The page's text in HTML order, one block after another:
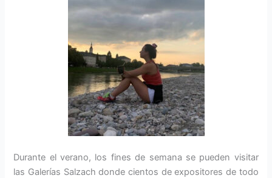
Durante el verano, los fines de semana se pueden visitar
las Galerías Salzach donde cientos de expositores de todo